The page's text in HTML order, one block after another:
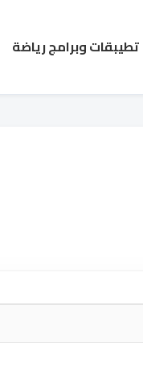
تطيبقات وبرامج رياضة